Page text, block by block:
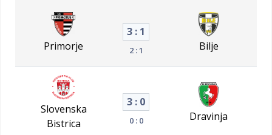
Primorje
3 : 1
2 : 1 Bilje
Slovenska
Bistrica
3 : 0
0 : 0 Dravinja